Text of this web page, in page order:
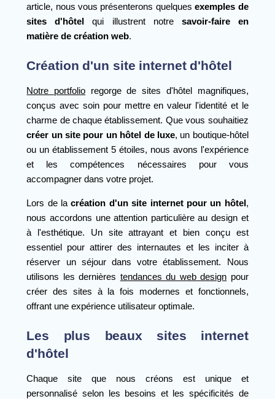
article, nous vous présenterons quelquesexemples de
sites d'hôtel qui illustrent notre savoir-faire en
matière de création web.
Création d'un site internet d'hôtel
Notre portfolio regorge de sites d'hôtel magnifiques,
conçus avec soin pour mettre en valeur l'identité et le
charme de chaque établissement. Que vous souhaitiez
créer un site pour un hôtel de luxe, un boutique-hôtel
ou un établissement 5 étoiles, nous avons l'expérience
et les compétences nécessaires pour vous
accompagner dans votre projet.
Lors de lacréation d'un site internet pour un hôtel,
nous accordons une attention particulière au design et
à l'esthétique. Un site attrayant et bien conçu est
essentiel pour attirer des internautes et les inciter à
réserver un séjour dans votre établissement. Nous
utilisons les dernières tendances du web design pour
créer des sites à la fois modernes et fonctionnels,
offrant une expérience utilisateur optimale.
Les plus beaux sites internet
d'hôtel
Chaque site que nous créons est unique et
personnalisé selon les besoins et les spécificités de